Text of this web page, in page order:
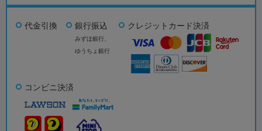
代金引換 銀行振込
みずほ銀行、
ゆうちょ銀行
クレジットカード決済
コンビニ決済